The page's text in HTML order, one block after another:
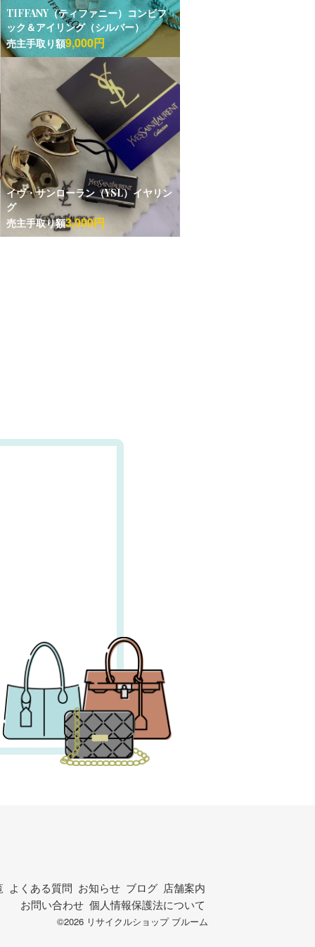
TIFFANY（ティファニー）コンビフ
ック＆アイリング（シルバー）
売主手取り額9,000円
イヴ・サンローラン（YSL）イヤリン
グ
売主手取り額3,000円
よくある質問 お知らせ ブログ 店舗案内
お問い合わせ 個人情報保護法について
©2026 リサイクルショップ ブルーム